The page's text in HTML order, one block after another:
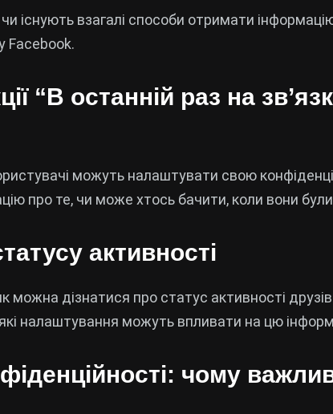
існують взагалі способи отримати
Facebook.
“В останній раз на
можуть налаштувати свою
про те, чи може хтось бачити, коли вони
активності
можна дізнатися про статус активності
налаштування можуть впливати на цю
чому